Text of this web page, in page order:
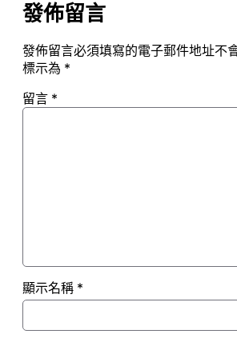
發佈留言
發佈留言必須填寫的電子郵件地址不
標示為 *
留言 *
顯示名稱 *